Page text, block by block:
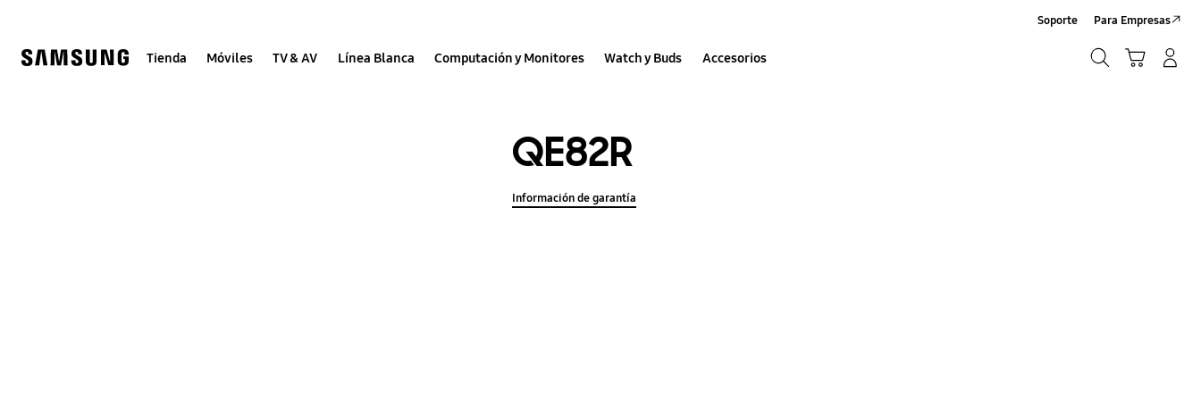
help
Tienda Móviles TV & AV Línea Blanca Computación y Monitores Watch y Buds Accesorios
Soporte Para Empresas
QE82R
Información de garantía